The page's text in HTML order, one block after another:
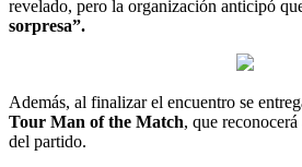
revelado, pero la organización anticipó
sorpresa”.
Además, al finalizar el encuentro se
Tour Man of the Match, que
del partido.